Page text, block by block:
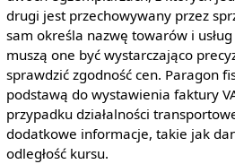
drugi jest przechowywany przez
sam określa nazwę towarów i
muszą one być wystarczająco
sprawdzić zgodność cen. Paragon
podstawą do wystawienia faktury
przypadku działalności
dodatkowe informacje, takie jak
odległość kursu.